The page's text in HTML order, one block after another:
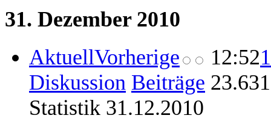
31. Dezember 2010
AktuellVorherige 12:52
Diskussion Beiträge
Statistik 31.12.2010